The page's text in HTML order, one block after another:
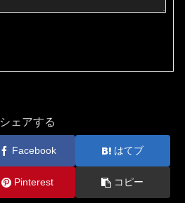
シェアする
Facebook はてブ
Pinterest コピー